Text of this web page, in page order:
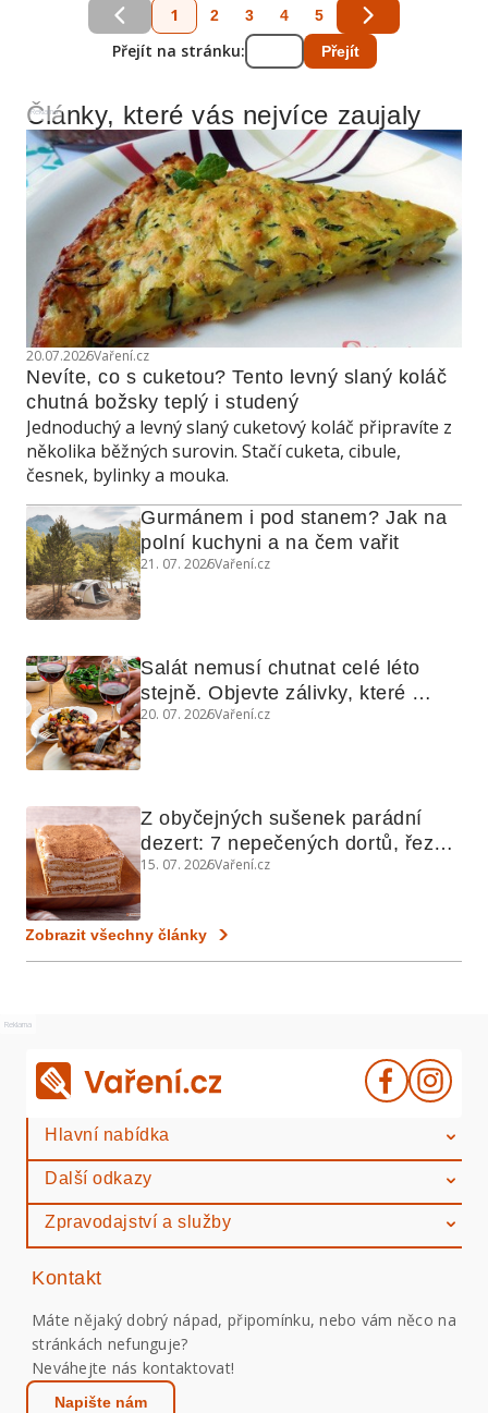
1 2 3 4 5
Přejít na stránku: Přejít
Reklama
Články, které vás nejvíce zaujaly
20.07.2026Vaření.cz
Nevíte, co s cuketou? Tento levný slaný koláč
chutná božsky teplý i studený
Jednoduchý a levný slaný cuketový koláč připravíte z
několika běžných surovin. Stačí cuketa, cibule,
česnek, bylinky a mouka.
Gurmánem i pod stanem? Jak na
polní kuchyni a na čem vařit
21. 07. 2026Vaření.cz
Salát nemusí chutnat celé léto
stejně. Objevte zálivky, které
využijete i na maso, nudle nebo
20. 07. 2026Vaření.cz
Z obyčejných sušenek parádní
dezert: 7 nepečených dortů, řezů
a koláčů
15. 07. 2026Vaření.cz
Zobrazit všechny články
Reklama
Hlavní nabídka
Další odkazy
Zpravodajství a služby
Kontakt
Máte nějaký dobrý nápad, připomínku, nebo vám něco na
stránkách nefunguje?
Neváhejte nás kontaktovat!
Napište nám